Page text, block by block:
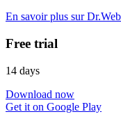
En savoir plus sur
Free trial
14 days
Download now
Get it on Google Play